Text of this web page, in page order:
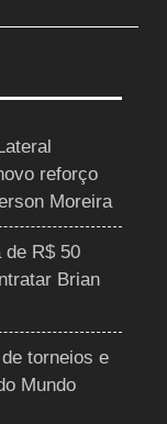
reforço
Moreira
de R$ 50
Brian
torneios e
Mundo